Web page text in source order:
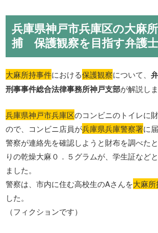
兵庫県神戸市兵庫区の大麻
捕 保護観察を目指す弁護士
大麻所持事件における保護観察について、
刑事事件総合法律事務所神戸支部が解説しま
兵庫県神戸市兵庫区のコンビニのトイレに
ので、コンビニ店員が兵庫県兵庫警察署に
警察が連絡先を確認しようと財布を調べた
りの乾燥大麻０．５グラムが、学生証など
ました。
警察は、市内に住む高校生のAさんを大麻所
した。
（フィクションです）